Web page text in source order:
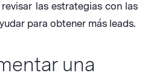
las estrategias con las
para obtener más leads.
una